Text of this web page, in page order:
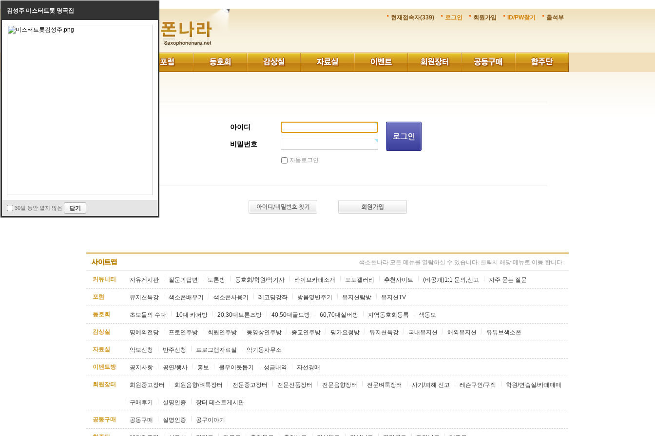
현재접속자(339) 로그인 회원가입 ID/PW찾기 출석부
아이디
비밀번호
자동로그인
색소폰나라 모든 메뉴를 열람하실 수 있습니다. 클릭시 해당 메뉴로 이동 합니다.
커뮤니티 자유게시판 질문과답변 토론방 동호회/학원/악기사 라이브카페소개 포토갤러리 추천사이트 (비공개)1:1 문의,신고 자주 묻는 질문
포럼 뮤지션특강 색소폰배우기 색소폰사용기 레코딩강좌 방음및반주기 뮤지션탐방 뮤지션TV
동호회 초보들의 수다 10대 카퍼방 20,30대브론즈방 40,50대골드방 60,70대실버방 지역동호회등록 색동모
감상실 명예의전당 프로연주방 회원연주방 동영상연주방 종교연주방 평가요청방 뮤지션특강 국내뮤지션 해외뮤지션 유튜브색소폰
자료실 악보신청 반주신청 프로그램자료실 악기동사무소
이벤트방 공지사항 공연/행사 홍보 불우이웃돕기 성금내역 자선경매
회원장터 회원중고장터 회원음향/벼룩장터 전문중고장터 전문신품장터 전문음향장터 전문벼룩장터 사기/피해 신고 레슨구인/구직 학원/연습실/카페매매
구매후기 실명인증 장터 테스트게시판
공동구매 공동구매 실명인증 공구이야기
김성주 미스터트롯 명곡집
30일 동안 열지 않음